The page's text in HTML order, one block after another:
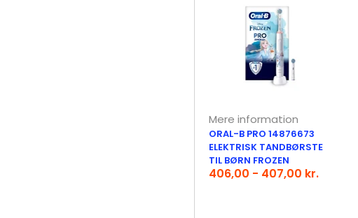
Mere information
ORAL-B PRO 14876673
ELEKTRISK TANDBØRSTE
TIL BØRN FROZEN
406,00 - 407,00 kr.